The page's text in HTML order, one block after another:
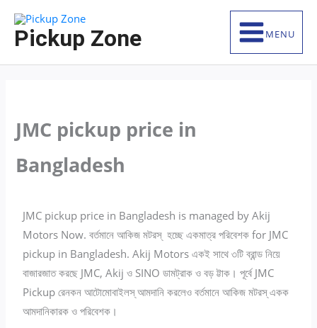
contentPickup Zone MENU
JMC pickup price in
Bangladesh
JMC pickup price in Bangladesh is managed by Akij
Motors Now. বর্তমানে ‍আকিজ মটরস্ হচ্ছে একমাত্র পরিবেশক for JMC
pickup in Bangladesh. Akij Motors একই সাথে ৩টি ব্রান্ড নিয়ে
বাজারজাত করছে JMC, Akij ও SINO ডামট্রাক ও বড় ট্টাক। পূর্বে JMC
Pickup রেনকন আটোমোবাইলস্ আমদানি করলেও বর্তমানে আকিজ মটরস্ একক
আমদানিকারক ও পরিবেশক।
e
a
r